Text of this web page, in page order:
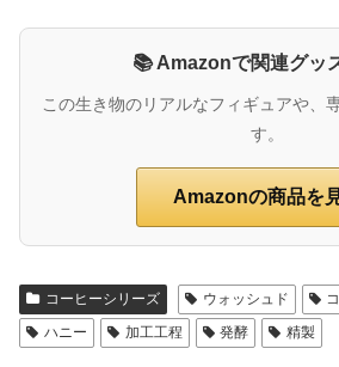
📚 Amazonで関連グッ
この生き物のリアルなフィギュアや、
す。
Amazonの商品を
コーヒーシリーズ ウォッシュド
ハニー
加工工程 発酵 精製